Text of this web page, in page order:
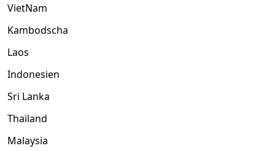
VietNam
Kambodscha
Laos
Indonesien
Sri Lanka
Thailand
Malaysia